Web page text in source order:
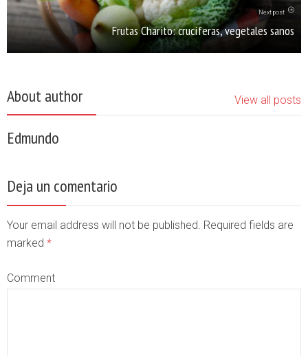
Next post
Frutas Charito: crucíferas, vegetales sanos
About author View all posts
Edmundo
Deja un comentario
Your email address will not be published. Required fields are
marked *
Comment